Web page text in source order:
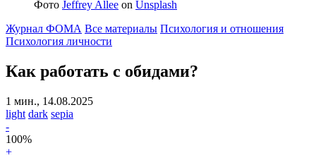
Фото Jeffrey Allee on Unsplash
Журнал ФОМА Все материалы Психология и отношения
Психология личности
Как работать с обидами?
1 мин., 14.08.2025
light dark sepia
-
100%
+